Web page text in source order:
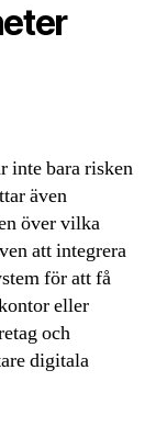
inte bara risken
även
över vilka
att integrera
för att få
eller
och
digitala